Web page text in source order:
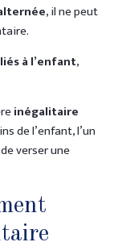
, il ne peut
à l’enfant,
inégalitaire
de l’enfant, l’un
verser une